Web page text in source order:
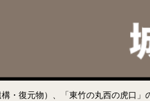
・復元物）、「東竹の丸西の虎口」